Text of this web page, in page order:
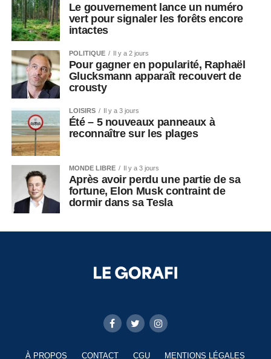
Le gouvernement lance un numéro
vert pour signaler les forêts encore
intactes
POLITIQUE Il y a 2 jours
Pour gagner en popularité, Raphaël
Glucksmann apparaît recouvert de
crousty
LOISIRS Il y a 3 jours
Été – 5 nouveaux panneaux à
reconnaître sur les plages
MONDE LIBRE Il y a 3 jours
Après avoir perdu une partie de sa
fortune, Elon Musk contraint de
dormir dans sa Tesla
À PROPOS CONTACT CGU MENTIONS LÉGALES